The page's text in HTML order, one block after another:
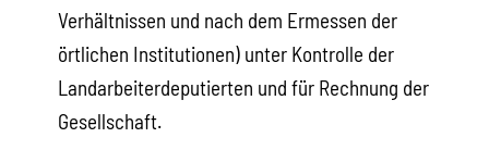
Verhältnissen und nach dem Ermessen der
örtlichen Institutionen) unter Kontrolle der
Landarbeiterdeputierten und für Rechnung der
Gesellschaft.